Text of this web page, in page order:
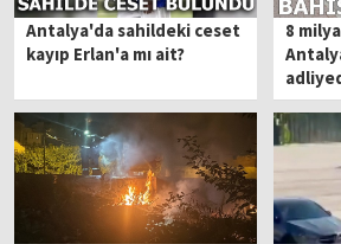
Antalya'da sahildeki ceset
kayıp Erlan'a mı ait?
8